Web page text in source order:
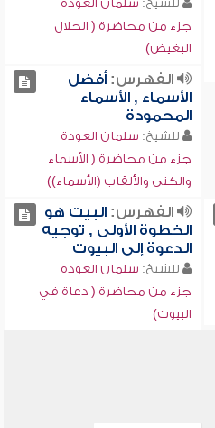
للشيخ: سلمان العودة
جزء من محاضرة ( الحلال
البغيض)
الفهرس:أفضل
الأسماء , الأسماء
المحمودة
للشيخ: سلمان العودة
جزء من محاضرة ( الأسماء
والكنى والألقاب (الأسماء))
الفهرس:البيت هو
الخطوة الأولى , توجيه
الدعوة إلى البيوت
للشيخ: سلمان العودة
جزء من محاضرة ( دعاة في
البيوت)